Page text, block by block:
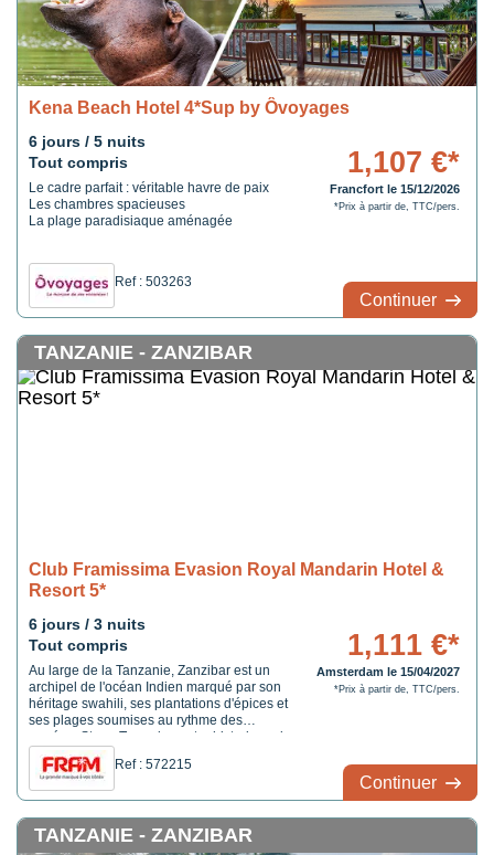
Kena Beach Hotel 4*Sup by Ôvoyages
6 jours / 5 nuits
Tout compris
Le cadre parfait : véritable havre de paix
Les chambres spacieuses
La plage paradisiaque aménagée
Ref : 503263
1,107 €*
Francfort le 15/12/2026
*Prix à partir de, TTC/pers.
Continuer
TANZANIE - ZANZIBAR
Club Framissima Evasion Royal Mandarin Hotel &
Resort 5*
6 jours / 3 nuits
Tout compris
Au large de la Tanzanie, Zanzibar est un
archipel de l'océan Indien marqué par son
héritage swahili, ses plantations d'épices et
ses plages soumises au rythme des
marées. Stone Town, le centre historique de
l'île principale, permet de découvrir un
patrimoine façonné par les influences
africaines, arabes, indiennes et
européennes. ...
Ref : 572215
1,111 €*
Amsterdam le 15/04/2027
*Prix à partir de, TTC/pers.
Continuer
TANZANIE - ZANZIBAR